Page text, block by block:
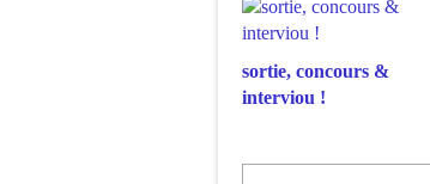
sortie, concours &
interviou !